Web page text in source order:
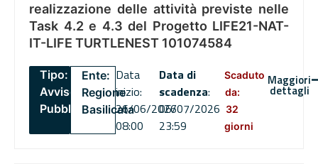
realizzazione delle attività previste nelle
Task 4.2 e 4.3 del Progetto LIFE21-NAT-
IT-LIFE TURTLENEST 101074584
Tipo:
Avviso
Pubblico
Ente:
Regione
Basilicata
Data
inizio:
26/06/2026
08:00
Data di
scadenza:
06/07/2026
23:59
Scaduto
da:
32
giorni
Maggiori
dettagli